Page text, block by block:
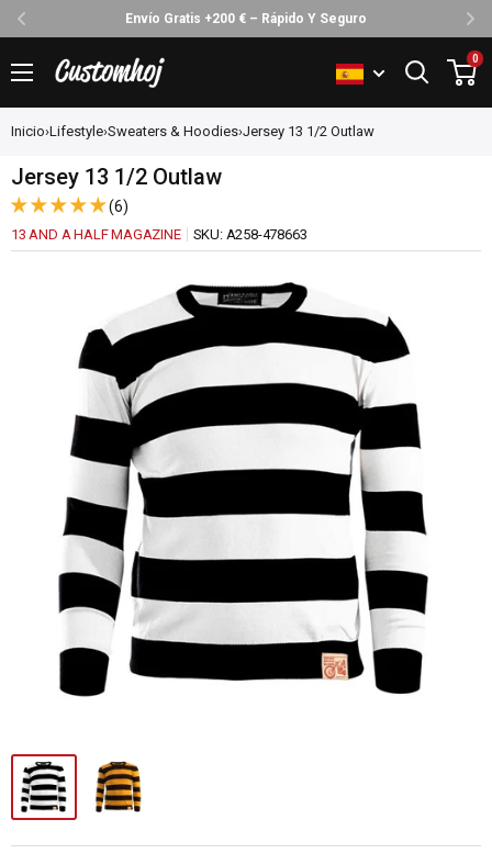
Envío Gratis +200 € – Rápido Y Seguro
directamente
al
contenido
Customhoj
0
Inicio›Lifestyle›Sweaters & Hoodies›Jersey 13 1/2 Outlaw
Jersey 13 1/2 Outlaw
(6)
13 AND A HALF MAGAZINE SKU: A258-478663